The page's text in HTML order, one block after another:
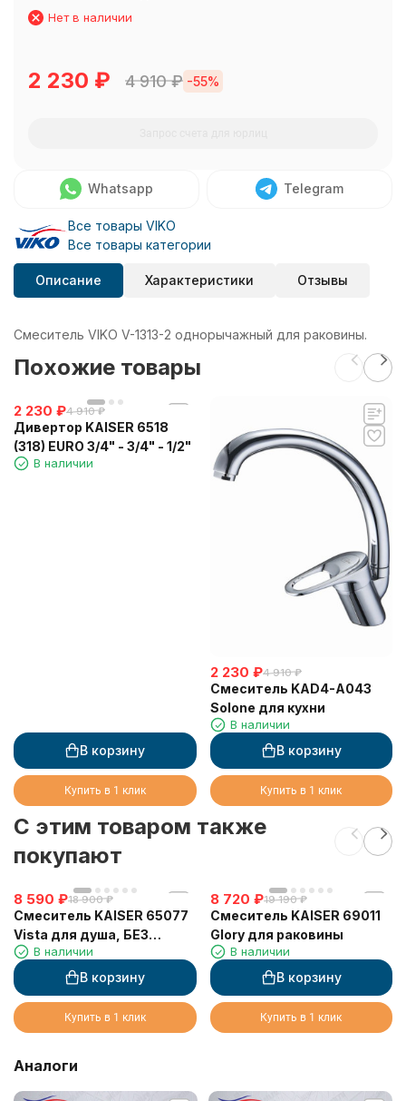
Нет в наличии
2 230 ₽ 4 910₽ -55%
Whatsapp Telegram
Все товары VIKO
Все товары категории
Описание Характеристики Отзывы
Смеситель VIKO V-1313-2 однорычажный для раковины.
Похожие товары
2 230 ₽4 910 ₽
Дивертор KAISER 6518
(318) EURO 3/4" - 3/4" - 1/2"
В наличии
В корзину
Купить в 1 клик
2 230 ₽4 910 ₽
Смеситель KAD4-A043
Solone для кухни
В наличии
В корзину
Купить в 1 клик
C этим товаром также
покупают
8 590 ₽18 900 ₽
Смеситель KAISER 65077
Vista для душа, БЕЗ
излива
В наличии
В корзину
Купить в 1 клик
8 720 ₽19 190 ₽
Смеситель KAISER 69011
Glory для раковины
В наличии
В корзину
Купить в 1 клик
Аналоги